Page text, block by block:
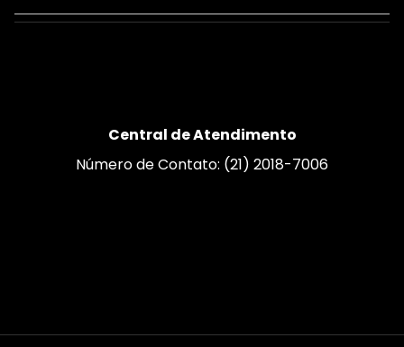
Central de Atendimento
Número de Contato: (21) 2018-7006